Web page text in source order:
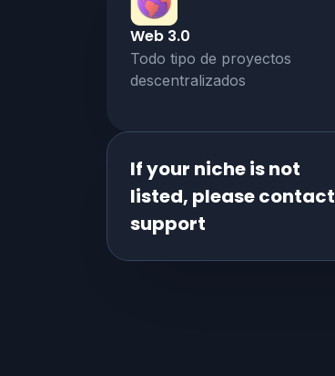
Web 3.0
Todo tipo de proyectos
descentralizados
If your niche is not
listed, please contact
support